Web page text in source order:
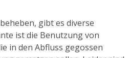
gibt es diverse
ist die Benutzung von
in den Abfluss gegossen